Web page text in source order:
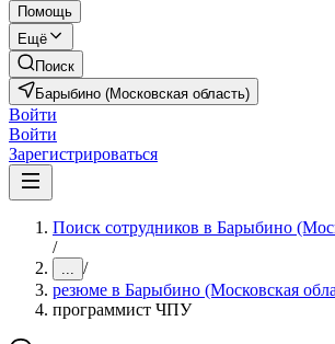
Помощь
Ещё
Поиск
Барыбино (Московская область)
Войти
Войти
Зарегистрироваться
Поиск сотрудников в Барыбино
/
... /
резюме в Барыбино (Московская
программист ЧПУ